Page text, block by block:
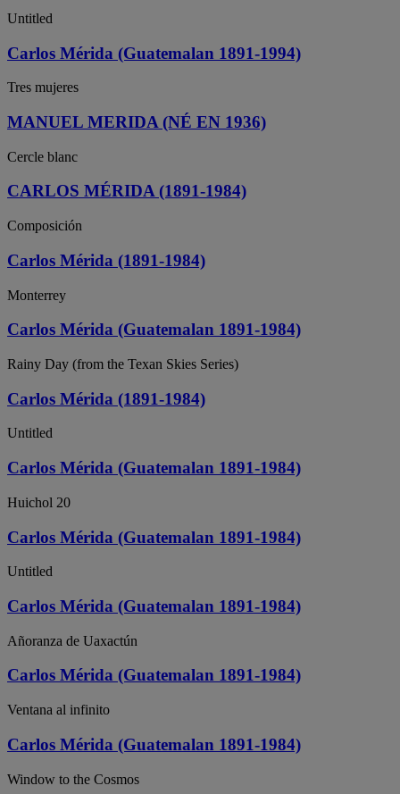
Untitled
Carlos Mérida (Guatemalan 1891-1994)
Tres mujeres
MANUEL MERIDA (NÉ EN 1936)
Cercle blanc
CARLOS MÉRIDA (1891-1984)
Composición
Carlos Mérida (1891-1984)
Monterrey
Carlos Mérida (Guatemalan 1891-1984)
Rainy Day (from the Texan Skies Series)
Carlos Mérida (1891-1984)
Untitled
Carlos Mérida (Guatemalan 1891-1984)
Huichol 20
Carlos Mérida (Guatemalan 1891-1984)
Untitled
Carlos Mérida (Guatemalan 1891-1984)
Añoranza de Uaxactún
Carlos Mérida (Guatemalan 1891-1984)
Ventana al infinito
Carlos Mérida (Guatemalan 1891-1984)
Window to the Cosmos